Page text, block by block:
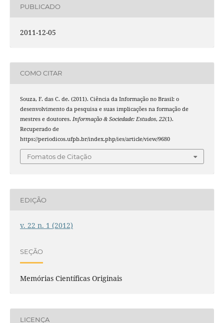
PUBLICADO
2011-12-05
COMO CITAR
Souza, F. das C. de. (2011). Ciência da Informação no Brasil: o
desenvolvimento da pesquisa e suas implicações na formação de
mestres e doutores. Informação & Sociedade: Estudos, 22(1).
Recuperado de
https://periodicos.ufpb.br/index.php/ies/article/view/9680
Fomatos de Citação
EDIÇÃO
v. 22 n. 1 (2012)
SEÇÃO
Memórias Científicas Originais
LICENÇA